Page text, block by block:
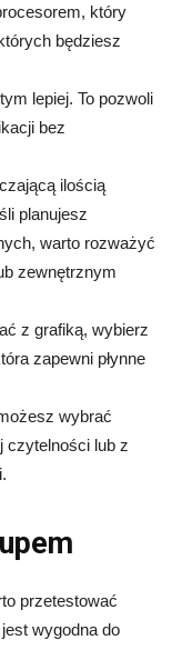
który
będziesz
lepiej. To pozwoli
bez
ilością
planujesz
warto rozważyć
zewnętrznym
z grafiką, wybierz
zapewni płynne
wybrać
czytelności lub z
przetestować
wygodna do